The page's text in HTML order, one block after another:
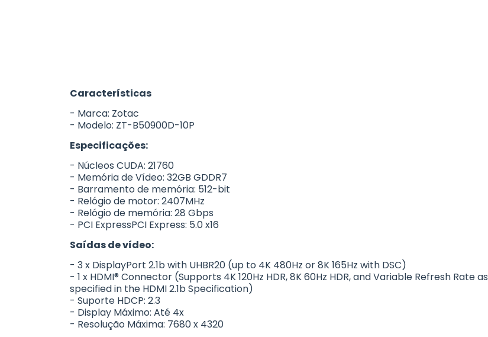
Características
- Marca: Zotac
- Modelo: ZT-B50900D-10P
Especificações:
- Núcleos CUDA: 21760
- Memória de Vídeo: 32GB GDDR7
- Barramento de memória: 512-bit
- Relógio de motor: 2407MHz
- Relógio de memória: 28 Gbps
- PCI ExpressPCI Express: 5.0 x16
Saídas de vídeo:
- 3 x DisplayPort 2.1b with UHBR20 (up to 4K 480Hz or 8K 165Hz with DSC)
- 1 x HDMI® Connector (Supports 4K 120Hz HDR, 8K 60Hz HDR, and Variable Refresh Rate as
specified in the HDMI 2.1b Specification)
- Suporte HDCP: 2.3
- Display Máximo: Até 4x
- Resolução Máxima: 7680 x 4320